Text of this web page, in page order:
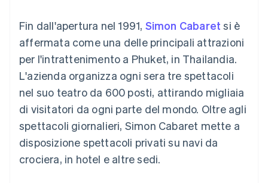
pagamento
Accesso a
oltre 125
Terminal
persona
Authorization
Accettazione
ottimizzata
Pagamento
accelerato
Stripe Sigma
personalizzati
Data Pipeline
dei dati
SaaS
Per settore
Aziende di IA
Creator economy
Gaming
tempo libero
Assicurazione
Offrire addebiti in base
all'utilizzo
garantite da stablecoin
Esegui il provisioning e
gestisci i servizi con gli
agenti
Risorse
Conferenza annuale
Sessions
Lavora con noi
Sala stampa
Stripe Press
Recapiti
Contattaci
Diventa nostro partner
Fin dall'apertura nel 1991, Simon Cabaret si è
affermata come una delle principali attrazioni
per l'intrattenimento a Phuket, in Thailandia.
L'azienda organizza ogni sera tre spettacoli
nel suo teatro da 600 posti, attirando migliaia
di visitatori da ogni parte del mondo. Oltre agli
spettacoli giornalieri, Simon Cabaret mette a
disposizione spettacoli privati su navi da
crociera, in hotel e altre sedi.